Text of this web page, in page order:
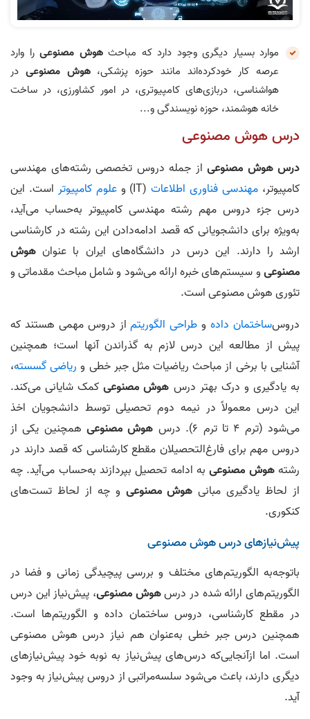
موارد بسیار دیگری وجود دارد که مباحث هوش مصنوعی را وارد
عرصه کار خودکرده‌اند مانند حوزه پزشکی،هوش مصنوعی در
هواشناسی، دربازی‌های کامپیوتری، در امور کشاورزی، در ساخت
خانه هوشمند، حوزه نویسندگی و...
درس هوش مصنوعی
درس هوش مصنوعی از جمله دروس تخصصی رشته‌های مهندسی
کامپیوتر، مهندسی فناوری اطلاعات(IT) و علوم کامپیوتر است. این
درس جزء دروس مهم رشته مهندسی کامپیوتر به‌حساب می‌آید،
به‌ویژه برای دانشجویانی که قصد ادامه‌دادن این رشته در کارشناسی
ارشد را دارند. این درس در دانشگاه‌های ایران با عنوان هوش
مصنوعیو سیستم‌های خبره ارائه می‌شود و شامل مباحث مقدماتی و
تئوری هوش مصنوعی است.
دروسساختمان دادهو طراحی الگوریتماز دروس مهمی هستند که
پیش از مطالعه این درس لازم به گذراندن آنها است؛ همچنین
آشنایی با برخی از مباحث ریاضیات مثل جبر خطی و ریاضی گسسته،
به یادگیری و درک بهتر درس هوش مصنوعیکمک شایانی می‌کند.
این درس معمولاً در نیمه دوم تحصیلی توسط دانشجویان اخذ
می‌شود (ترم 4 تا ترم 6). درس
هوش مصنوعیهمچنین یکی از
دروس مهم برای فارغ‌التحصیلان مقطع کارشناسی که قصد دارند در
رشتههوش مصنوعیبه ادامه تحصیل بپردازند به‌حساب می‌آید. چه
از لحاظ یادگیری مبانی هوش مصنوعی و چه از لحاظ تست‌های
کنکوری.
پیش‌نیازهای درس هوش مصنوعی
باتوجه‌به الگوریتم‌های مختلف و بررسی پیچیدگی زمانی و فضا در
الگوریتم‌های ارائه شده در درسهوش مصنوعی، پیش‌نیاز این درس
در مقطع کارشناسی، دروس ساختمان داده و الگوریتم‌ها است.
همچنین درس جبر خطی به‌عنوان هم نیاز درس هوش مصنوعی
است. اما ازآنجایی‌که درس‌های پیش‌نیاز به نوبه خود پیش‌نیازهای
دیگری دارند، باعث می‌شود سلسه‌مراتبی از دروس پیش‌نیاز به وجود
آید.